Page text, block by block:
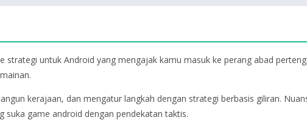
strategi untuk Android yang mengajak kamu masuk ke perang abad
kerajaan, dan mengatur langkah dengan strategi berbasis giliran.
suka game android dengan pendekatan taktis.